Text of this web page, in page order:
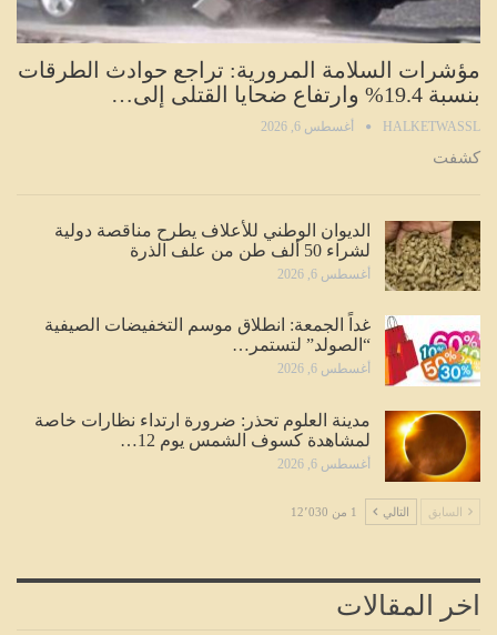
مؤشرات السلامة المرورية: تراجع حوادث الطرقات
بنسبة 19.4% وارتفاع ضحايا القتلى إلى…
HALKETWASSL أغسطس 6, 2026
كشفت
الديوان الوطني للأعلاف يطرح مناقصة دولية
لشراء 50 ألف طن من علف الذرة
أغسطس 6, 2026
غداً الجمعة: انطلاق موسم التخفيضات الصيفية
“الصولد” لتستمر…
أغسطس 6, 2026
مدينة العلوم تحذر: ضرورة ارتداء نظارات خاصة
لمشاهدة كسوف الشمس يوم 12…
أغسطس 6, 2026
السابق التالي 1 من 12٬030
اخر المقالات